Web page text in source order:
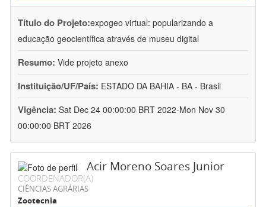
Título do Projeto:expogeo virtual: popularizando a
educação geocientífica através de museu digital
Resumo: Vide projeto anexo
Instituição/UF/País: ESTADO DA BAHIA - BA - Brasil
Vigência: Sat Dec 24 00:00:00 BRT 2022-Mon Nov 30
00:00:00 BRT 2026
Acir Moreno Soares Junior
COORDENADOR(A)
CIÊNCIAS AGRÁRIAS
Zootecnia